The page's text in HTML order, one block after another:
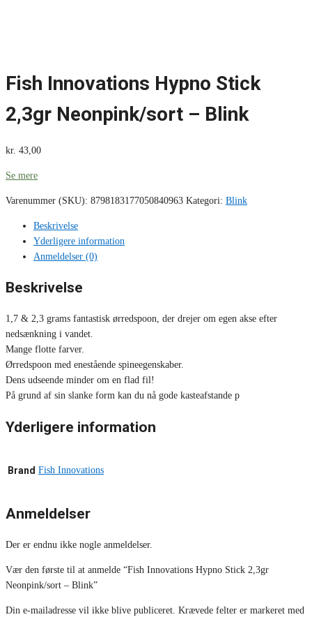
Fish Innovations Hypno Stick
2,3gr Neonpink/sort – Blink
kr. 43,00
Se mere
Varenummer (SKU): 8798183177050840963 Kategori: Blink
Beskrivelse
Yderligere information
Anmeldelser (0)
Beskrivelse
1,7 & 2,3 grams fantastisk ørredspoon, der drejer om egen akse efter
nedsænkning i vandet.
Mange flotte farver.
Ørredspoon med enestående spineegenskaber.
Dens udseende minder om en flad fil!
På grund af sin slanke form kan du nå gode kasteafstande p
Yderligere information
Brand Fish Innovations
Anmeldelser
Der er endnu ikke nogle anmeldelser.
Vær den første til at anmelde “Fish Innovations Hypno Stick 2,3gr
Neonpink/sort – Blink”
Din e-mailadresse vil ikke blive publiceret. Krævede felter er markeret med